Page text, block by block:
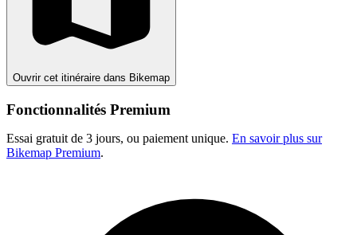
Ouvrir cet itinéraire dans Bikemap
Fonctionnalités Premium
Essai gratuit de 3 jours, ou paiement unique. En savoir plus sur
Bikemap Premium.